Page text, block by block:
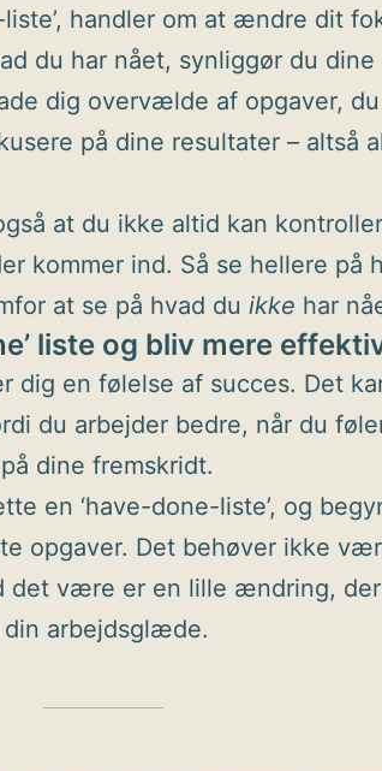
handler om at ændre dit
du har nået, synliggør du dine
dig overvælde af opgaver,
på dine resultater – altså
at du ikke altid kan
kommer ind. Så se hellere på
at se på hvad du ikke har
liste og bliv mere
dig en følelse af succes. Det
du arbejder bedre, når du
dine fremskridt.
en ‘have-done-liste’, og
opgaver. Det behøver ikke
det være er en lille ændring,
arbejdsglæde.